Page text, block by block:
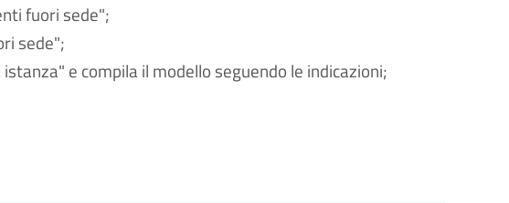
fuori sede";
sede";
e compila il modello seguendo le indicazioni;